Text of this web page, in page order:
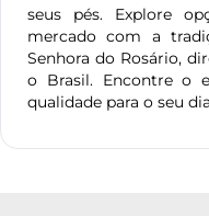
seus pés. Explore
mercado com a
Senhora do Rosário,
o Brasil. Encontre o
qualidade para o seu